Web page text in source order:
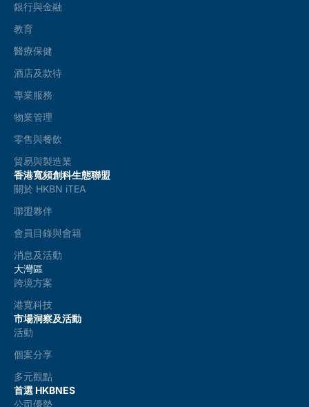
銀行與金融
教育
醫療保健
酒店及款待
專業服務
物業管理
零售與餐飲
貿易與製造業
香港寬頻創科生態聯盟
關於 HKBN iTEA
聯盟夥伴
會員目錄與會籍
消息及活動
大灣區
跨境方案
港寬科技
市場洞察及活動
活動
個案分享
多元觀點
首選 HKBNES
公司優勢